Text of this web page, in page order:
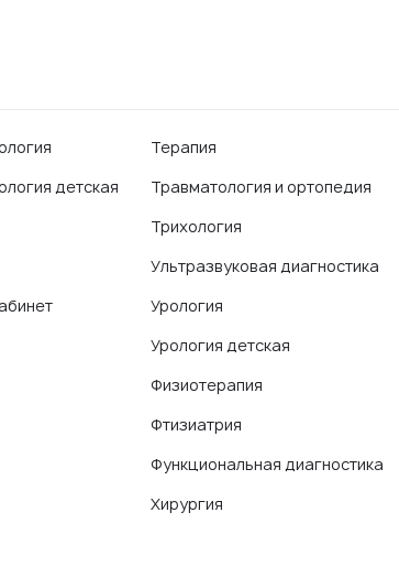
детская
Терапия
Травматология и ортопедия
Трихология
Ультразвуковая диагностика
Урология
Урология детская
Физиотерапия
Фтизиатрия
Функциональная диагностика
Хирургия